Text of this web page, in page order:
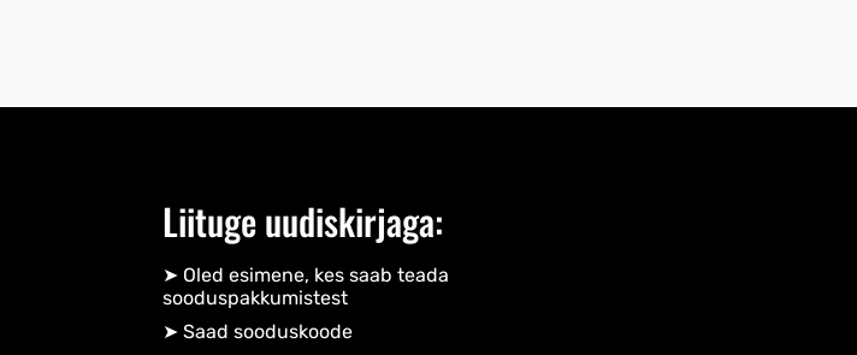
Liituge uudiskirjaga:
➤ Oled esimene, kes saab teada
sooduspakkumistest
➤ Saad sooduskoode​